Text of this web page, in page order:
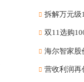
拆解万元级
双11选购
海尔智家股
营收利润再